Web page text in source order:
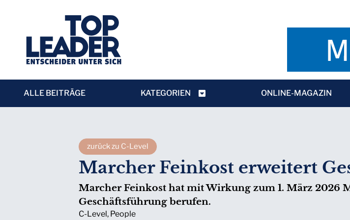
ALLE BEITRÄGE KATEGORIEN ONLINE-MAGAZIN
zurück zu C-Level
Marcher Feinkost erweitert
Marcher Feinkost hat mit Wirkung zum 1. März 2026
Geschäftsführung berufen.
C-Level, People